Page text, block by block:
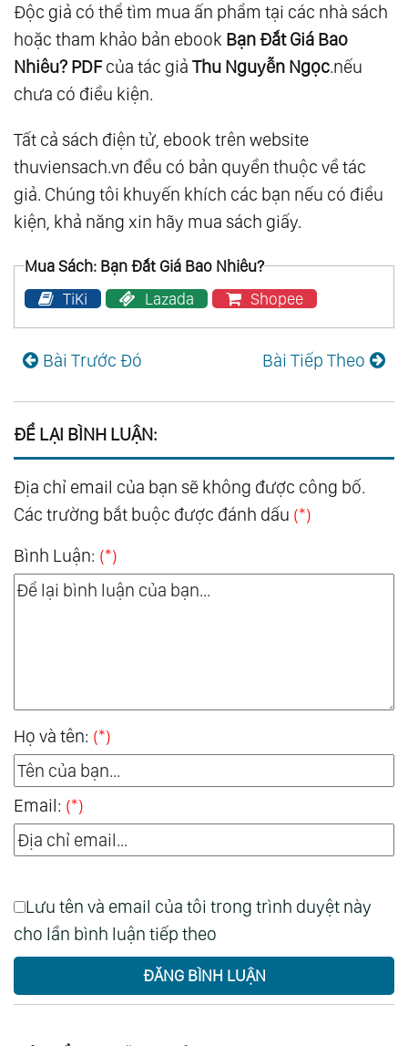
Độc giả có thể tìm mua ấn phẩm tại các nhà sách
hoặc tham khảo bản ebook Bạn Đắt Giá Bao
Nhiêu? PDFcủa tác giả Thu Nguyễn Ngọc.nếu
chưa có điều kiện.
Tất cả sách điện tử, ebook trên website
thuviensach.vn đều có bản quyền thuộc về tác
giả. Chúng tôi khuyến khích các bạn nếu có điều
kiện, khả năng xin hãy mua sách giấy.
Mua Sách: Bạn Đắt Giá Bao Nhiêu?
TiKi
Lazada Shopee
Bài Trước Đó Bài Tiếp Theo
ĐỂ LẠI BÌNH LUẬN:
Địa chỉ email của bạn sẽ không được công bố.
Các trường bắt buộc được đánh dấu (*)
Bình Luận: (*)
Họ và tên: (*)
Email: (*)
Lưu tên và email của tôi trong trình duyệt này
cho lần bình luận tiếp theo
ĐĂNG BÌNH LUẬN